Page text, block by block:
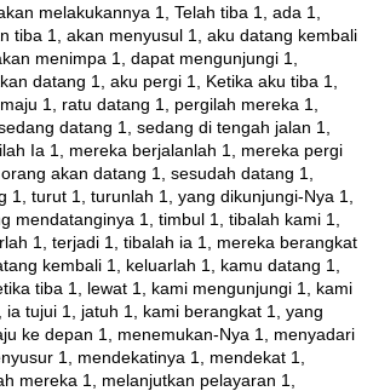
melakukannya 1, Telah tiba 1, ada 1,
tiba 1, akan menyusul 1, aku datang kembali
menimpa 1, dapat mengunjungi 1,
datang 1, aku pergi 1, Ketika aku tiba 1,
1, ratu datang 1, pergilah mereka 1,
datang 1, sedang di tengah jalan 1,
Ia 1, mereka berjalanlah 1, mereka pergi
akan datang 1, sesudah datang 1,
1, turut 1, turunlah 1, yang dikunjungi-Nya 1,
mendatanginya 1, timbul 1, tibalah kami 1,
1, terjadi 1, tibalah ia 1, mereka berangkat
kembali 1, keluarlah 1, kamu datang 1,
tiba 1, lewat 1, kami mengunjungi 1, kami
ia tujui 1, jatuh 1, kami berangkat 1, yang
ke depan 1, menemukan-Nya 1, menyadari
1, mendekatinya 1, mendekat 1,
mereka 1, melanjutkan pelayaran 1,